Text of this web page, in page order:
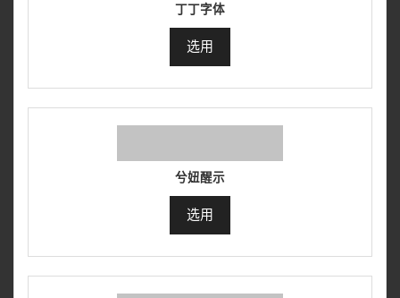
丁丁字体
选用
兮妞醒示
选用